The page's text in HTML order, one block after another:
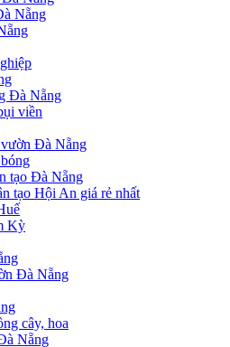
Nẵng
Đà Nẵng
viền
vườn Đà Nẵng
tạo Đà Nẵng
tạo Hội An giá rẻ nhất
Kỳ
Đà Nẵng
cây, hoa
Nẵng